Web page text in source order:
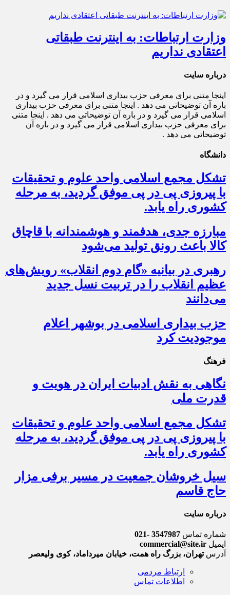
وزارت ارتباطات: به اینترنت طبقاتی
اعتقادی نداریم
درباره سایت
اینجا متنی برای معرفی حزب بیداری اسلامی قرار می گیرد و در
باره آن توضیحاتی می دهد . اینجا متنی برای معرفی حزب بیداری
اسلامی قرار می گیرد و در باره آن توضیحاتی می دهد . اینجا متنی
برای معرفی حزب بیداری اسلامی قرار می گیرد و در باره آن
توضیحاتی می دهد .
دانشگاه
تشکل مجمع اسلامی واحد علوم و تحقیقات
با پیروزی پی در پی موفق گردید، به مرحله
کشوری راه یابد.
مبارزه جدی، هدفمند و هوشمندانه با قاچاق
کالا باعث رونق تولید می‌شود
رهبری در بیانیه «گام دوم انقلاب» رویش‌های
عظیم انقلاب را در تربیت نسل جدید
می‌دانند
حزب بیداری اسلامی در بوشهر اعلام
موجودیت کرد
فرهنگ
نگاهی به نقش ادبیات ایران در هویت و
قدرت ملی
تشکل مجمع اسلامی واحد علوم و تحقیقات
با پیروزی پی در پی موفق گردید، به مرحله
کشوری راه یابد.
سیل خروشان جمعیت در مسیر برفی مزار
حاج قاسم
درباره سایت
شماره تماس 3547987 -021
ایمیل commercial@site.ir
آدرس تهران، بزرگ راه همت، خیابان میرداماد، کوی ولیعصر
ارتباط مردمی
اطلاعات تماس